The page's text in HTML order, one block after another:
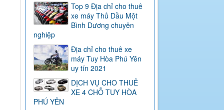
Top 9 Địa chỉ cho thuê
xe máy Thủ Dầu Một
Bình Dương chuyên
nghiệp
Địa chỉ cho thuê xe
máy Tuy Hòa Phú Yên
uy tín 2021
DỊCH VỤ CHO THUÊ
XE 4 CHỖ TUY HÒA
PHÚ YÊN